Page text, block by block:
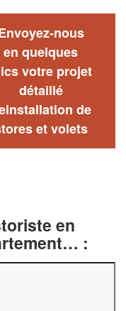
nous
en quelques
votre projet
détaillé
de
et volets
en
: